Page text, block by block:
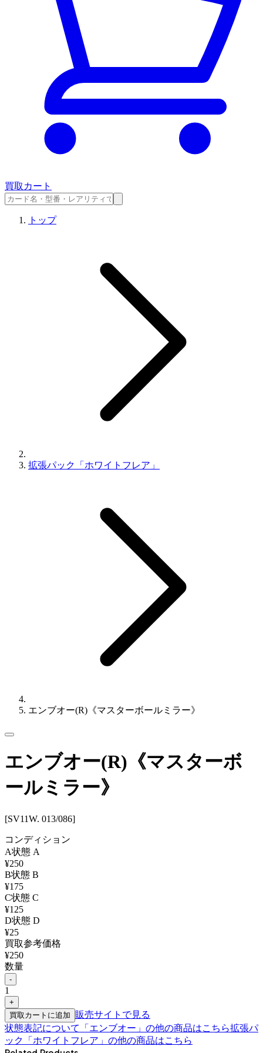
買取カート
トップ
拡張パック「ホワイトフレア」
エンブオー(R)《マスターボールミラー》
エンブオー(R)《マスターボ
ールミラー》
[SV11W. 013/086]
コンディション
A状態 A
¥250
B状態 B
¥175
C状態 C
¥125
D状態 D
¥25
買取参考価格
¥250
数量
-
1
+
買取カートに追加
販売サイトで見る
状態表記について
「 エンブオー 」の他の商品はこちら拡張パ
ック「ホワイトフレア」 の他の商品はこちら